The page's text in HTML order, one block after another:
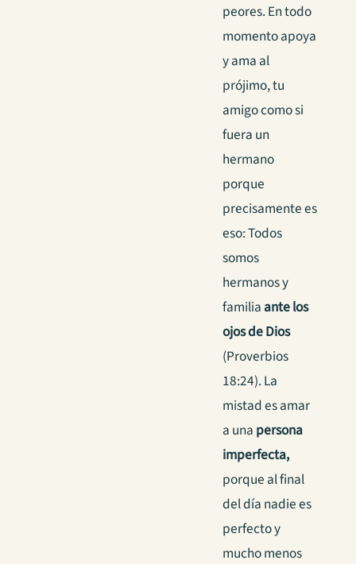
peores. En todo
momento apoya
y ama al
prójimo, tu
amigo como si
fuera un
hermano
porque
precisamente es
eso: Todos
somos
hermanos y
familia ante los
ojos deDios
(Proverbios
18:24). La
mistad es amar
a una persona
imperfecta,
porque al final
del día nadie es
perfecto y
mucho menos